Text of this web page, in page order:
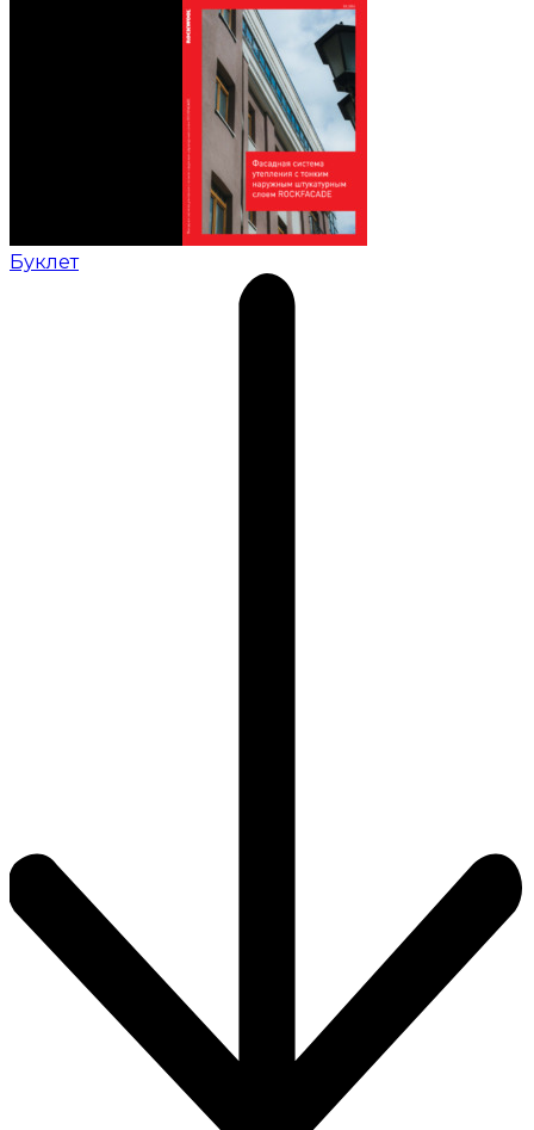
Буклет